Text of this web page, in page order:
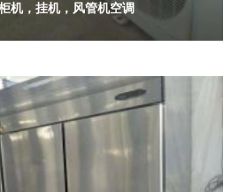
机，挂机，风管机空调